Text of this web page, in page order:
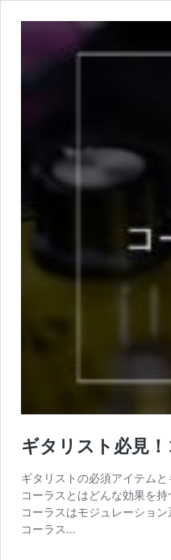
ギタリスト必見
ギタリストの必須アイテム
コーラスとはどんな効果を
コーラスはモジュレーショ
コーラス…